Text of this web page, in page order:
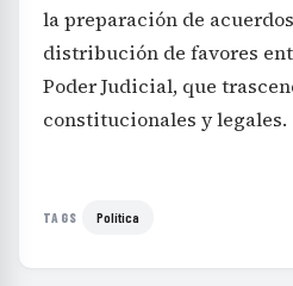
la preparación de
distribución de favores
Poder Judicial, que
constitucionales y legales.
TAGS Política